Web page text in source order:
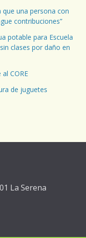
que una persona con
contribuciones”
potable para Escuela
clases por daño en
CORE
de juguetes
La Serena